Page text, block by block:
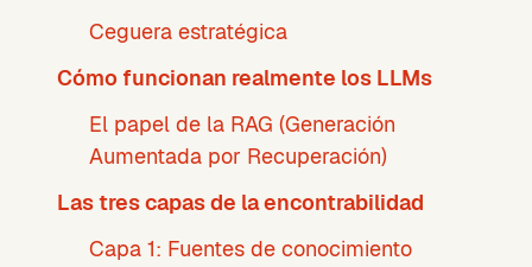
Ceguera estratégica
Cómo funcionan realmente los LLMs
El papel de la RAG (Generación
Aumentada por Recuperación)
Las tres capas de la encontrabilidad
Capa 1: Fuentes de conocimiento